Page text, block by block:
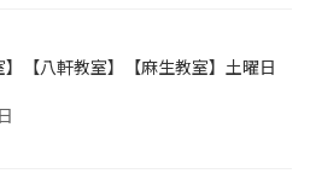
】【八軒教室】【麻生教室】土曜日